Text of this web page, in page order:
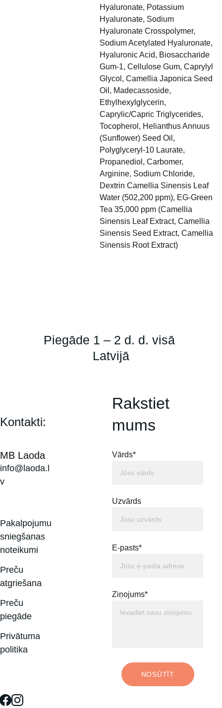
Hyaluronate, Potassium
Hyaluronate, Sodium
Hyaluronate Crosspolymer,
Sodium Acetylated Hyaluronate,
Hyaluronic Acid, Biosaccharide
Gum-1, Cellulose Gum, Caprylyl
Glycol, Camellia Japonica Seed
Oil, Madecassoside,
Ethylhexylglycerin,
Caprylic/Capric Triglycerides,
Tocopherol, Helianthus Annuus
(Sunflower) Seed Oil,
Polyglyceryl-10 Laurate,
Propanediol, Carbomer,
Arginine, Sodium Chloride,
Dextrin Camellia Sinensis Leaf
Water (502,200 ppm), EG-Green
Tea 35,000 ppm (Camellia
Sinensis Leaf Extract, Camellia
Sinensis Seed Extract, Camellia
Sinensis Root Extract)
Rakstiet
mums
Vārds*
Uzvārds
E-pasts*
Ziņojums*
NOSŪTĪT
MB Laoda
Kontakti:
info@laoda.l
v
Pakalpojumu
sniegšanas
noteikumi
Preču
atgriešana
Preču
piegāde
Privātuma
politika
Piegāde 1 – 2 d. d. visā
Latvijā